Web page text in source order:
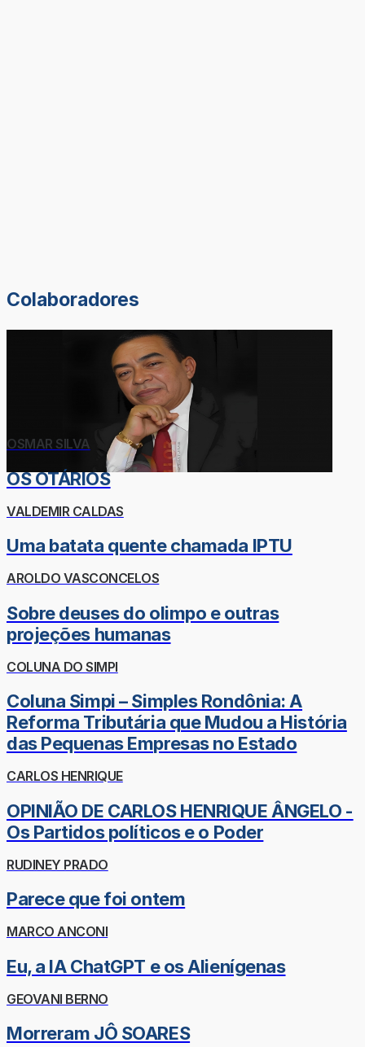
Colaboradores
OSMAR SILVA
OS OTÁRIOS
VALDEMIR CALDAS
Uma batata quente chamada IPTU
AROLDO VASCONCELOS
Sobre deuses do olimpo e outras
projeções humanas
COLUNA DO SIMPI
Coluna Simpi – Simples Rondônia: A
Reforma Tributária que Mudou a História
das Pequenas Empresas no Estado
CARLOS HENRIQUE
OPINIÃO DE CARLOS HENRIQUE ÂNGELO -
Os Partidos políticos e o Poder
RUDINEY PRADO
Parece que foi ontem
MARCO ANCONI
Eu, a IA ChatGPT e os Alienígenas
GEOVANI BERNO
Morreram JÔ SOARES